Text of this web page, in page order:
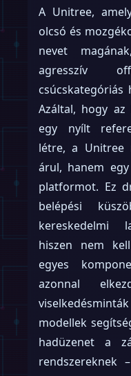
A Unitree,
olcsó és
nevet
agresszív
csúcskategóriás
Azáltal, hogy az
egy nyílt
létre, a Unitree
árul, hanem
platformot. Ez
belépési
kereskedelmi
hiszen nem
egyes
azonnal
modellek
hadüzenet a
rendszereknek